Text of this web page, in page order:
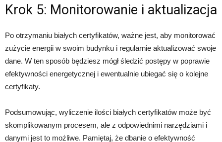
Krok 5: Monitorowanie i aktualizacja
Po otrzymaniu białych certyfikatów, ważne jest, aby monitorować
zużycie energii w swoim budynku i regularnie aktualizować swoje
dane. W ten sposób będziesz mógł śledzić postępy w poprawie
efektywności energetycznej i ewentualnie ubiegać się o kolejne
certyfikaty.
Podsumowując, wyliczenie ilości białych certyfikatów może być
skomplikowanym procesem, ale z odpowiednimi narzędziami i
danymi jest to możliwe. Pamiętaj, że dbanie o efektywność